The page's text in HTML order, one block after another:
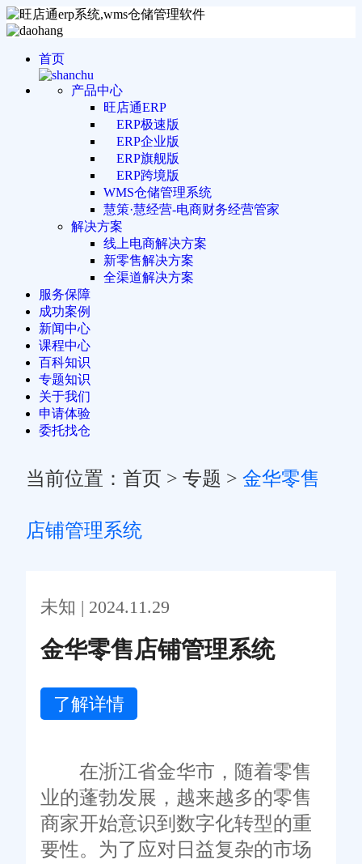
首页
产品中心
旺店通ERP
ERP极速版
ERP企业版
ERP旗舰版
ERP跨境版
WMS仓储管理系统
慧策·慧经营-电商财务经营管家
解决方案
线上电商解决方案
新零售解决方案
全渠道解决方案
服务保障
成功案例
新闻中心
课程中心
百科知识
专题知识
关于我们
申请体验
委托找仓
当前位置： 首页 > 专题 > 金华零售
店铺管理系统
未知 | 2024.11.29
金华零售店铺管理系统
了解详情
在浙江省金华市，随着零售
业的蓬勃发展，越来越多的零售
商家开始意识到数字化转型的重
要性。为了应对日益复杂的市场